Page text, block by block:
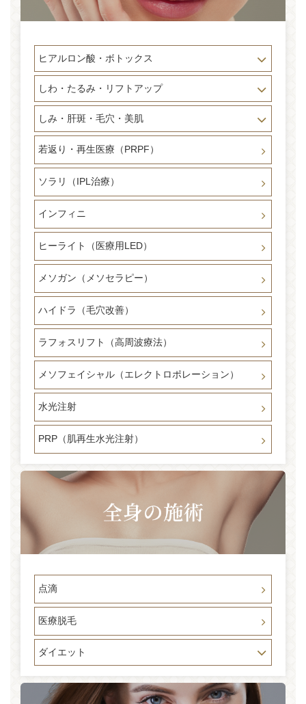
ヒアルロン酸・ボトックス
しわ・たるみ・リフトアップ
しみ・肝斑・毛穴・美肌
若返り・再生医療（PRPF）
ソラリ（IPL治療）
インフィニ
ヒーライト（医療用LED）
メソガン（メソセラピー）
ハイドラ（毛穴改善）
ラフォスリフト（高周波療法）
メソフェイシャル（エレクトロポレーション）
水光注射
PRP（肌再生水光注射）
点滴
医療脱毛
ダイエット